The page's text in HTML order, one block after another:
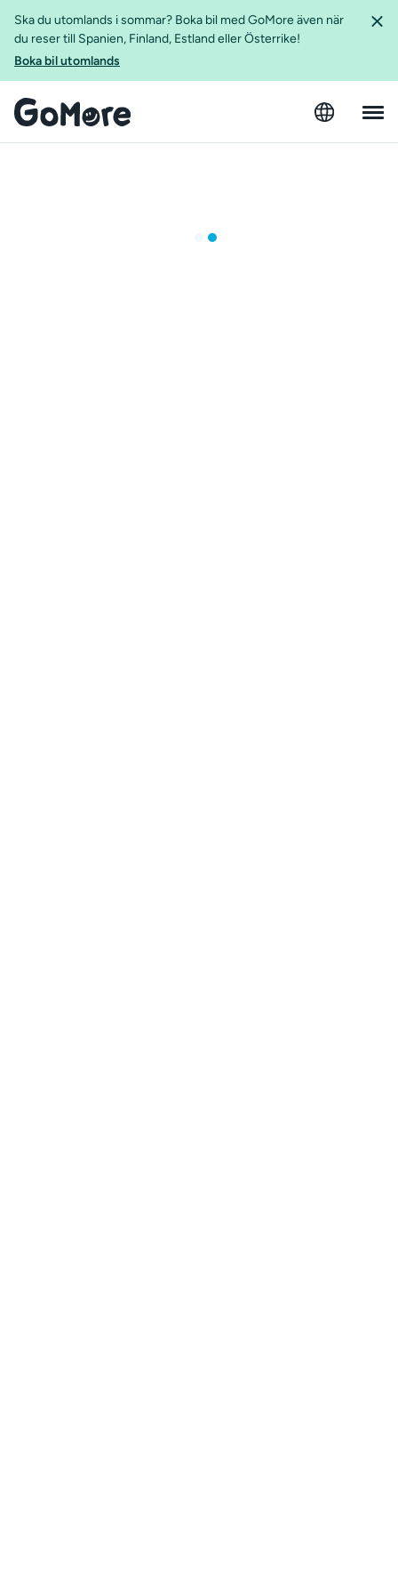
Ska du utomlands i sommar? Boka bil med GoMore även när
du reser till Spanien, Finland, Estland eller Österrike!
Boka bil utomlands